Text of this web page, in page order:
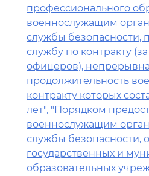
профессионального
военнослужащим
службы
службу по контракту
офицеров),
продолжительность
контракту которых
лет", "Порядком
военнослужащим
службы безопасности,
государственных и
образовательных